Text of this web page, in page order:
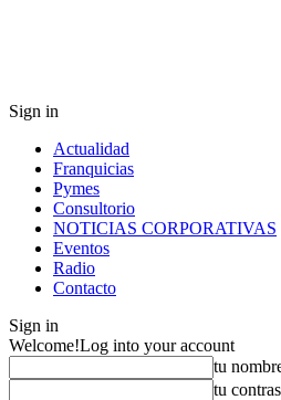
Sign in
Actualidad
Franquicias
Pymes
Consultorio
NOTICIAS CORPORATIVAS
Eventos
Radio
Contacto
Sign in
Welcome!Log into your account
tu
tu